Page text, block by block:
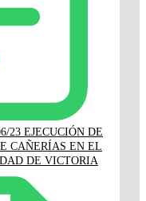
23 EJECUCIÓN DE
CAÑERÍAS EN EL
DE VICTORIA